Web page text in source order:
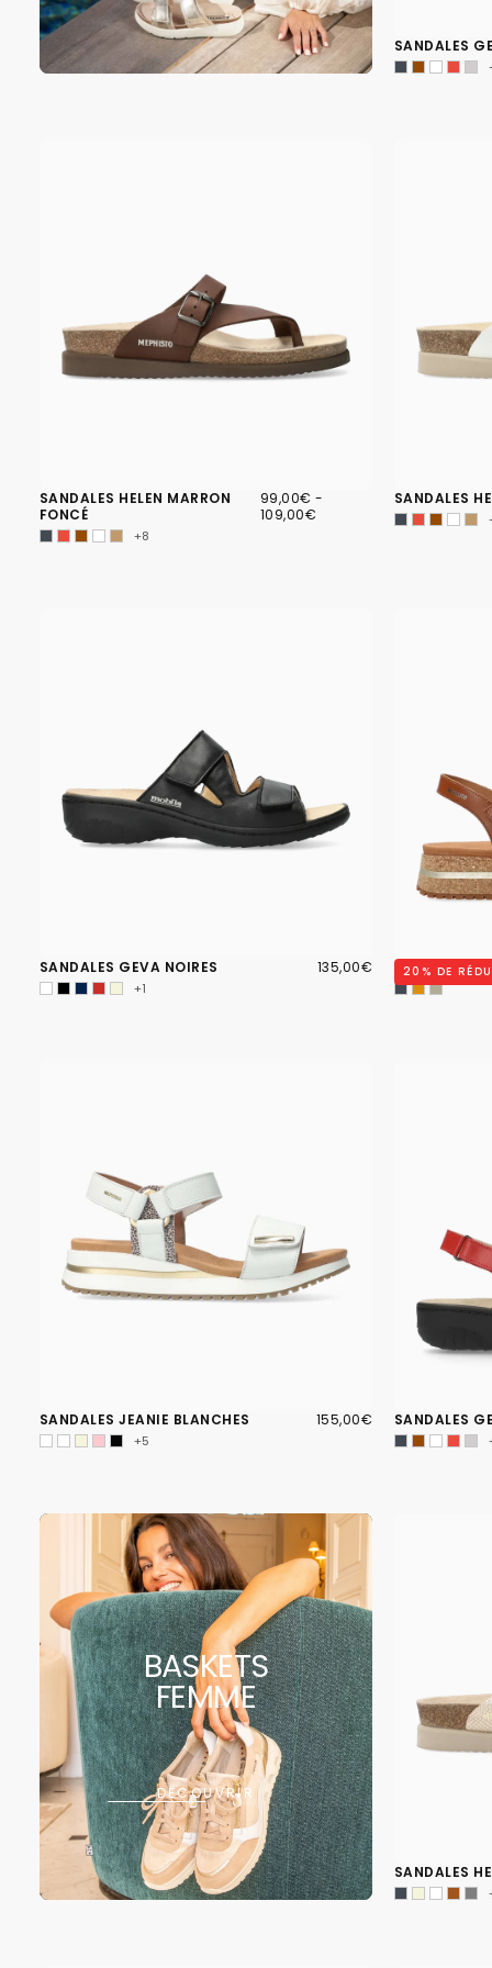
SANDALES
SANDALES HELEN MARRON
FONCÉ
99,00€
PRIX
MINIMUM
99,00€ -
109,00€
+8
SANDALES
SANDALES GEVA NOIRES 135,00€
PRIX
135,00€
+1
SANDALES
20 % DE
SANDALES JEANIE BLANCHES 155,00€
PRIX
155,00€
+5
SANDALES
BASKETS
FEMME
DÉCOUVRIR
SANDALES